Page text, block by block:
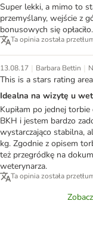
Super lekki, a mimo to
przemyślany, wejście z
bonusowych się
Ta opinia została
13.08.17 | Barbara Bettin |
This is a stars rating
Idealna na wizytę u
Kupiłam po jednej
BKH i jestem bardzo
wystarczająco stabilna,
kg. Zgodnie z opisem
też przegródkę na
weterynarza.
Ta opinia została